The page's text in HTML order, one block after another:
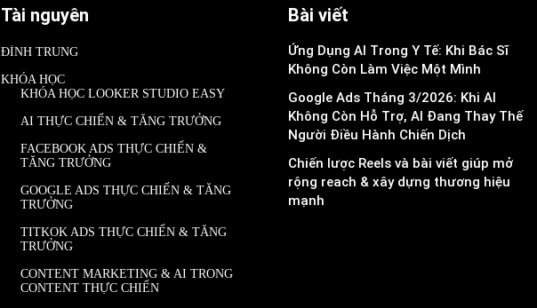
Tài nguyên
ĐÌNH TRUNG
KHÓA HỌC
KHÓA HỌC LOOKER STUDIO EASY
AI THỰC CHIẾN & TĂNG TRƯỞNG
FACEBOOK ADS THỰC CHIẾN &
TĂNG TRƯỞNG
GOOGLE ADS THỰC CHIẾN & TĂNG
TRƯỞNG
TITKOK ADS THỰC CHIẾN & TĂNG
TRƯỞNG
CONTENT MARKETING & AI TRONG
CONTENT THỰC CHIẾN
Bài viết
Ứng Dụng AI Trong Y Tế: Khi Bác Sĩ
Không Còn Làm Việc Một Mình
Google Ads Tháng 3/2026: Khi AI
Không Còn Hỗ Trợ, AI Đang Thay Thế
Người Điều Hành Chiến Dịch
Chiến lược Reels và bài viết giúp mở
rộng reach & xây dựng thương hiệu
mạnh